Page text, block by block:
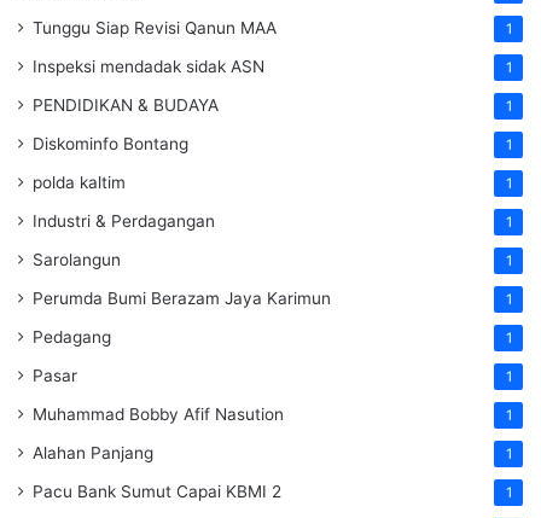
Tunggu Siap Revisi Qanun MAA 1
Inspeksi mendadak sidak ASN 1
PENDIDIKAN & BUDAYA 1
Diskominfo Bontang 1
polda kaltim 1
Industri & Perdagangan 1
Sarolangun 1
Perumda Bumi Berazam Jaya Karimun 1
Pedagang 1
Pasar 1
Muhammad Bobby Afif Nasution 1
Alahan Panjang 1
Pacu Bank Sumut Capai KBMI 2 1